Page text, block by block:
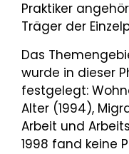
Praktiker
Träger der
Das
wurde in dieser
festgelegt:
Alter (1994),
Arbeit und
1998 fand keine